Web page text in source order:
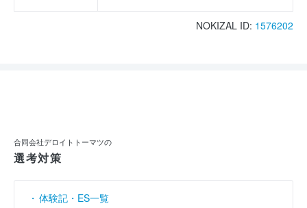
NOKIZAL ID: 1576202
合同会社デロイトトーマツの
選考対策
体験記・ES一覧